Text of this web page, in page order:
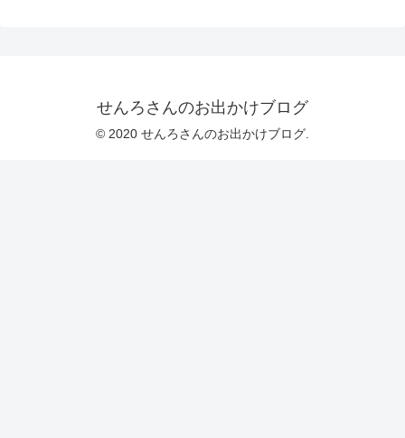
せんろさんのお出かけブログ
© 2020 せんろさんのお出かけブログ.